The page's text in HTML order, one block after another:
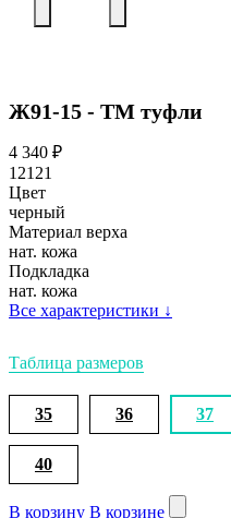
Ж91-15 - ТМ туфли
4 340 ₽
12121
Цвет
черный
Материал верха
нат. кожа
Подкладка
нат. кожа
Все характеристики ↓
Таблица размеров
35 36 37
40
В корзину В корзине